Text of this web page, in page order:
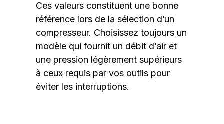
Ces valeurs constituent une bonne
référence lors de la sélection d’un
compresseur. Choisissez toujours un
modèle qui fournit un débit d’air et
une pression légèrement supérieurs
à ceux requis par vos outils pour
éviter les interruptions.